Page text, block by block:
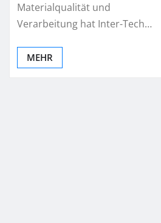
Materialqualität und
Verarbeitung hat Inter-Tech…
MEHR